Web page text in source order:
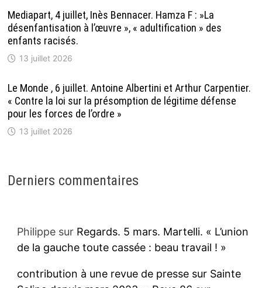
Mediapart, 4 juillet, Inès Bennacer. Hamza F : »La
désenfantisation à l’œuvre », « adultification » des
enfants racisés.
13 juillet 2026
Le Monde , 6 juillet. Antoine Albertini et Arthur Carpentier.
« Contre la loi sur la présomption de légitime défense
pour les forces de l’ordre »
13 juillet 2026
Derniers commentaires
Philippesur Regards. 5 mars. Martelli. « L’union
de la gauche toute cassée : beau travail ! »
contribution à une revue de presse sur Sainte